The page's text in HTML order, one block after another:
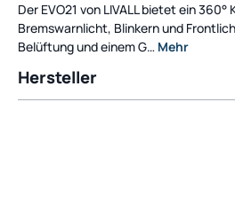
Der EVO21 von LIVALL bietet ein 360°
Bremswarnlicht, Blinkern und
Belüftung und einem G… Mehr
Hersteller